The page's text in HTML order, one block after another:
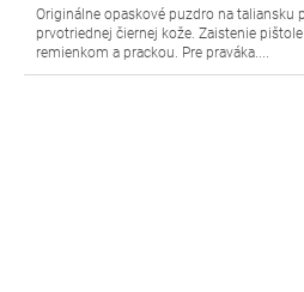
Originálne opaskové puzdro na taliansku
prvotriednej čiernej kože. Zaistenie
remienkom a prackou. Pre praváka....